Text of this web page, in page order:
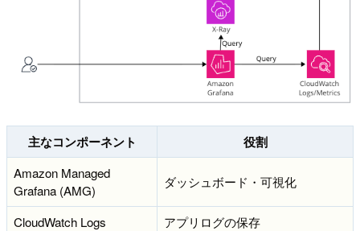
主なコンポーネント 役割
Amazon Managed
Grafana (AMG)
ダッシュボード・可視化
CloudWatch Logs
アプリログの保存